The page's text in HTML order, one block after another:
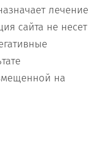
лечение
сайта не несет
на